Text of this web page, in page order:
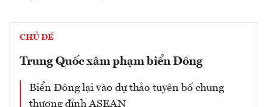
CHỦ ĐỀ
Trung Quốc xâm phạm biển Đông
Biển Đông lại vào dự thảo tuyên bố chung
thượng đỉnh ASEAN